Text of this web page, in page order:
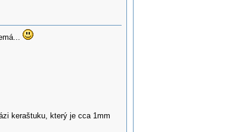
keraštuku, který je cca 1mm